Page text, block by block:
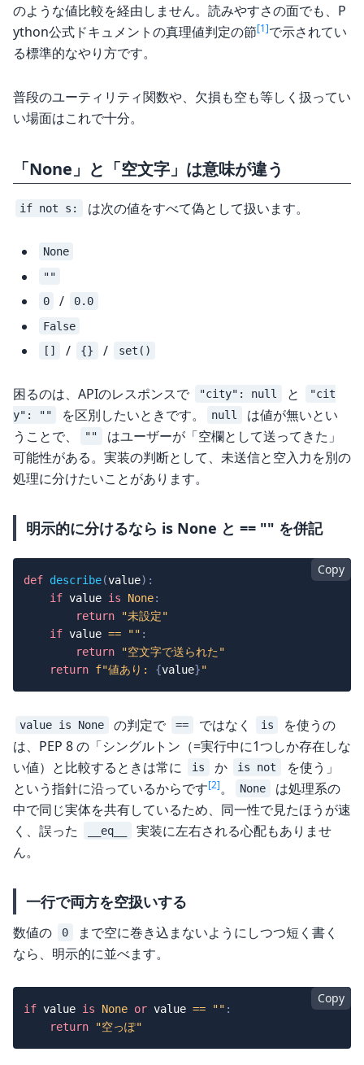
のような値比較を経由しません。読みやすさの面でも、P
ython公式ドキュメントの真理値判定の節[1]で示されてい
る標準的なやり方です。
普段のユーティリティ関数や、欠損も空も等しく扱ってい
い場面はこれで十分。
「None」と「空文字」は意味が違う
if not s: は次の値をすべて偽として扱います。
None
""
0
/
0.0
False
[]
/ {} / set()
困るのは、APIのレスポンスで "city": null と
"cit
y": ""
を区別したいときです。 null
は値が無いとい
うことで、
""
はユーザーが「空欄として送ってきた」
可能性がある。実装の判断として、未送信と空入力を別の
処理に分けたいことがあります。
明示的に分けるなら is None と == "" を併記
Copy
def describe(value) :
if value is None:
return
"未設定"
if value == "" :
return
"空文字で送られた"
return f"値あり: {value}"
value is None の判定で == ではなく is
を使うの
は、PEP 8 の「シングルトン（=実行中に1つしか存在しな
い値）と比較するときは常に
is か is not
を使う」
という指針に沿っているからです[2]。 None
は処理系の
中で同じ実体を共有しているため、同一性で見たほうが速
く、誤った
__eq__
実装に左右される心配もありませ
ん。
一行で両方を空扱いする
数値の 0
まで空に巻き込まないようにしつつ短く書く
なら、明示的に並べます。
Copy
if value is None or value == "" :
return
"空っぽ"